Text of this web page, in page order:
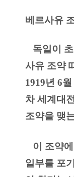
베르사유
사유 조약
1919년 6
차 세계대
조약을 맺
일부를 포